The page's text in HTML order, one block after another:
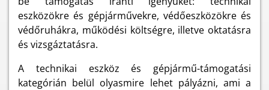
eszközökre és gépjárművekre, védőeszközökre és
védőruhákra, működési költségre, illetve oktatásra
és vizsgáztatásra.
A technikai eszköz és gépjármű-támogatási
kategórián belül olyasmire lehet pályázni, ami a